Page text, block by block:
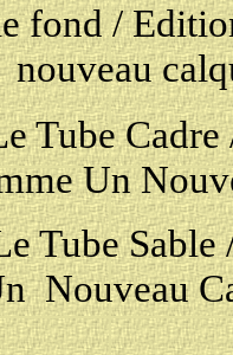
fond /
nouveau
Tube
Un
Tube
Nouveau